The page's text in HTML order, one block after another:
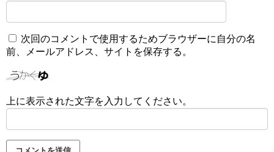
次回のコメントで使用するためブラウザーに自分の名
前、メールアドレス、サイトを保存する。
上に表示された文字を入力してください。